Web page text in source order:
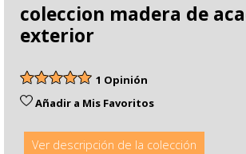
coleccion madera de
exterior
1 Opinión
Añadir a Mis Favoritos
Ver descripción de la colección